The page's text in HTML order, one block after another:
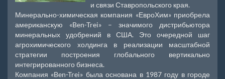
и связи Ставропольского края.
Минерально-химическая компания «ЕвроХим» приобрела
американскую «Ben-Trei» – значимого дистрибьютора
минеральных удобрений в США. Это очередной шаг
агрохимического холдинга в реализации масштабной
стратегии построения глобального вертикально
интегрированного бизнеса.
Компания «Ben-Trei» была основана в 1987 году в городе